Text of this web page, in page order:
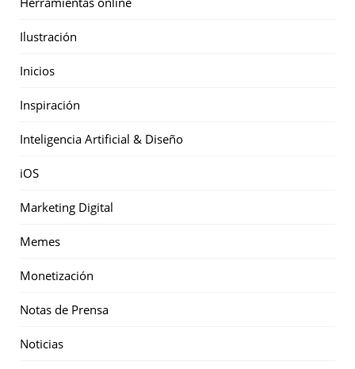
Ilustración
Inicios
Inspiración
Inteligencia Artificial & Diseño
iOS
Marketing Digital
Memes
Monetización
Notas de Prensa
Noticias